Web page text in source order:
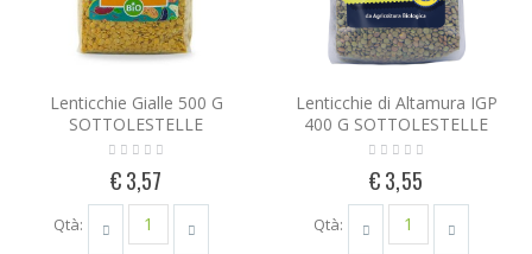
Lenticchie Gialle 500 G
SOTTOLESTELLE
€ 3,57
Qtà:
Lenticchie di Altamura IGP
400 G SOTTOLESTELLE
€ 3,55
Qtà: